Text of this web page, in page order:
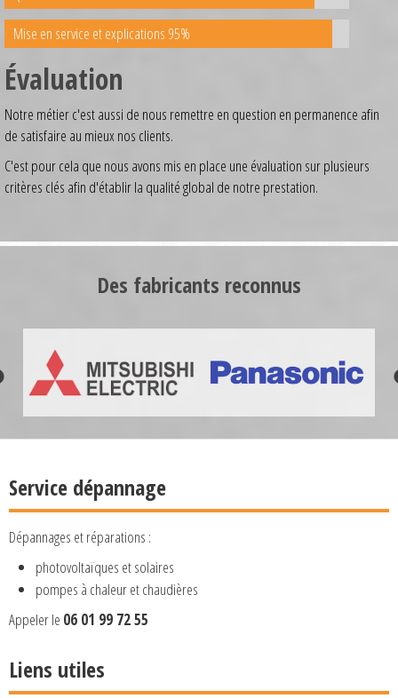
Mise en service et explications 95%
Évaluation
Notre métier c'est aussi de nous remettre en question en permanence afin
de satisfaire au mieux nos clients.
C'est pour cela que nous avons mis en place une évaluation sur plusieurs
critères clés afin d'établir la qualité global de notre prestation.
Des fabricants reconnus
Service dépannage
Dépannages et réparations :
photovoltaïques et solaires
pompes à chaleur et chaudières
Appeler le 06 01 99 72 55
Liens utiles